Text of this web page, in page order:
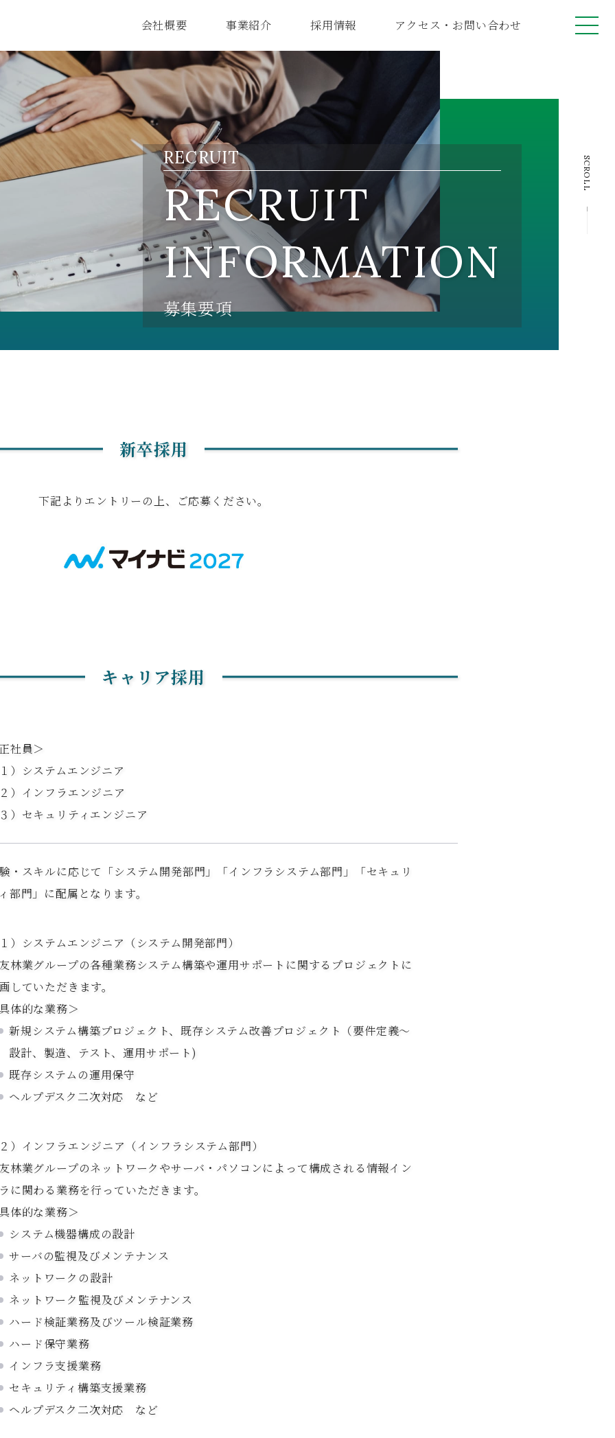
会社概要 事業紹介 採用情報 アクセス・お問い合わせ
RECRUIT
RECRUIT
INFORMATION
募集要項
SCROLL
新卒採用
下記よりエントリーの上、ご応募ください。
キャリア採用
社員＞
１）システムエンジニア
２）インフラエンジニア
３）セキュリティエンジニア
・スキルに応じて「システム開発部門」「インフラシステム部門」「セキュリ
部門」に配属となります。
１）システムエンジニア（システム開発部門）
林業グループの各種業務システム構築や運用サポートに関するプロジェクトに
していただきます。
体的な業務＞
新規システム構築プロジェクト、既存システム改善プロジェクト（要件定義～
設計、製造、テスト、運用サポート)
既存システムの運用保守
ヘルプデスク二次対応 など
２）インフラエンジニア（インフラシステム部門）
林業グループのネットワークやサーバ・パソコンによって構成される情報イン
に関わる業務を行っていただきます。
体的な業務＞
システム機器構成の設計
サーバの監視及びメンテナンス
ネットワークの設計
ネットワーク監視及びメンテナンス
ハード検証業務及びツール検証業務
ハード保守業務
インフラ支援業務
セキュリティ構築支援業務
ヘルプデスク二次対応 など